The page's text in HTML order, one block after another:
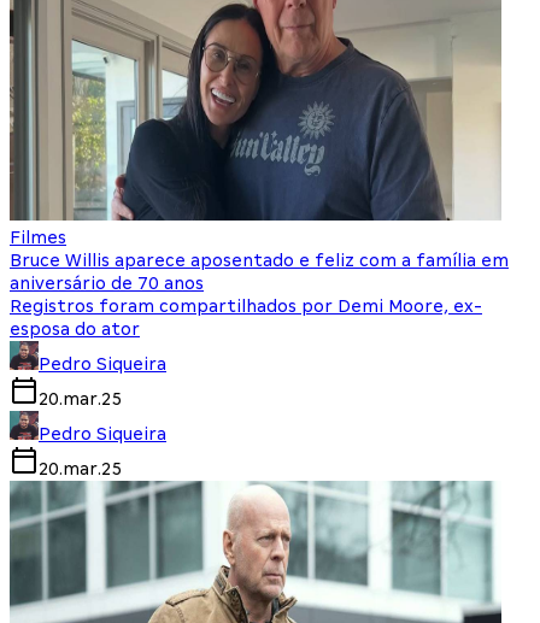
Filmes
Bruce Willis aparece aposentado e feliz com a família em
aniversário de 70 anos
Registros foram compartilhados por Demi Moore, ex-
esposa do ator
Pedro Siqueira
20.mar.25
Pedro Siqueira
20.mar.25